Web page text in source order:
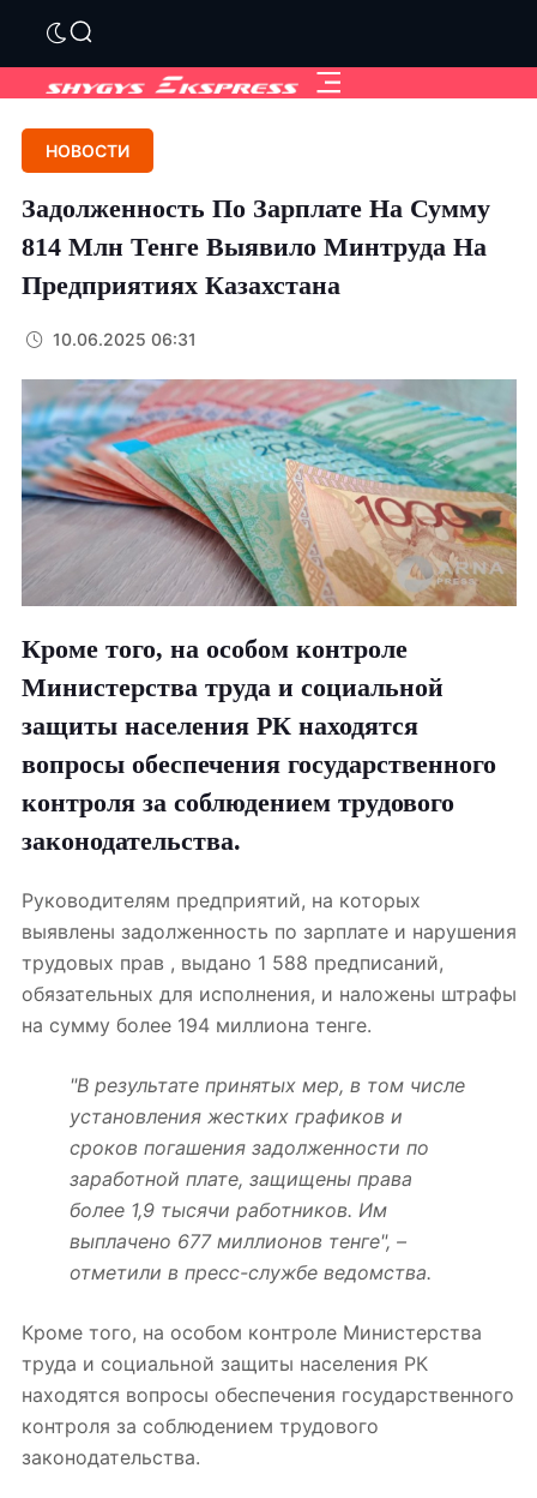
НОВОСТИ
Задолженность По Зарплате На Сумму
814 Млн Тенге Выявило Минтруда На
Предприятиях Казахстана
10.06.2025 06:31
Кроме того, на особом контроле
Министерства труда и социальной
защиты населения РК находятся
вопросы обеспечения государственного
контроля за соблюдением трудового
законодательства.
Руководителям предприятий, на которых
выявлены задолженность по зарплате и нарушения
трудовых прав , выдано 1 588 предписаний,
обязательных для исполнения, и наложены штрафы
на сумму более 194 миллиона тенге.
"В результате принятых мер, в том числе
установления жестких графиков и
сроков погашения задолженности по
заработной плате, защищены права
более 1,9 тысячи работников. Им
выплачено 677 миллионов тенге", –
отметили в пресс-службе ведомства.
Кроме того, на особом контроле Министерства
труда и социальной защиты населения РК
находятся вопросы обеспечения государственного
контроля за соблюдением трудового
законодательства.